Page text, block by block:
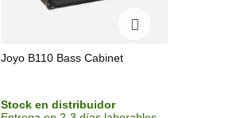
Joyo B110 Bass Cabinet
Stock en distribuidor